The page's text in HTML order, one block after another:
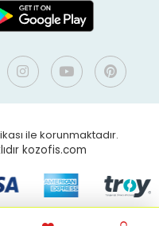
ile korunmaktadır.
kozofis.com